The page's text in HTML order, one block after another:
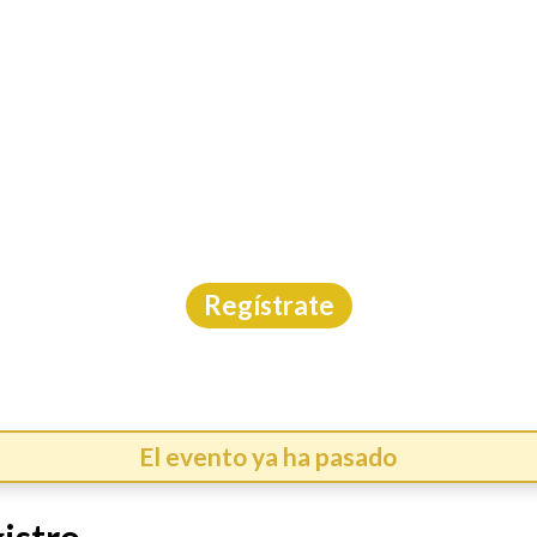
Regístrate
El evento ya ha pasado